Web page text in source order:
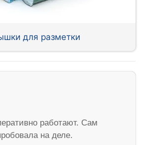
для разметки
работают. Сам
на деле.